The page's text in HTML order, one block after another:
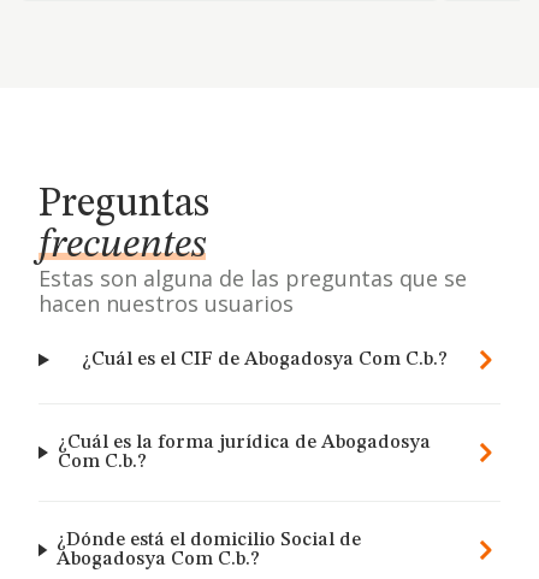
Preguntas
frecuentes
Estas son alguna de las preguntas que se
hacen nuestros usuarios
¿Cuál es el CIF de Abogadosya Com C.b.?
¿Cuál es la forma jurídica de Abogadosya
Com C.b.?
¿Dónde está el domicilio Social de
Abogadosya Com C.b.?